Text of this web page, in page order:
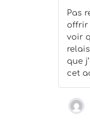
Pas
offrir
voir
que
cet